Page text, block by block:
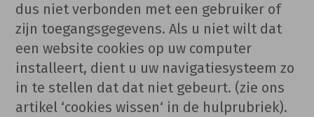
dus niet verbonden met een gebruiker of
zijn toegangsgegevens. Als u niet wilt dat
een website cookies op uw computer
installeert, dient u uw navigatiesysteem zo
in te stellen dat dat niet gebeurt. (zie ons
artikel ‘cookies wissen‘ in de hulprubriek).